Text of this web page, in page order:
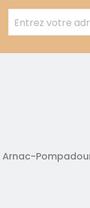
Entrez votre
Arnac-